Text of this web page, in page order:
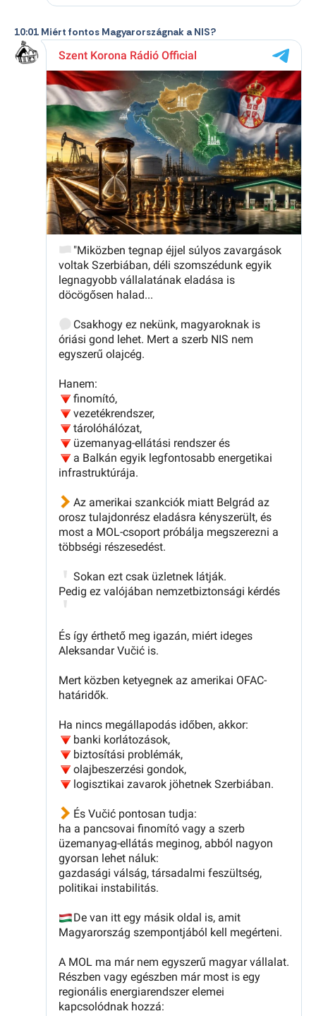
10:01 Miért fontos Magyarországnak a NIS?